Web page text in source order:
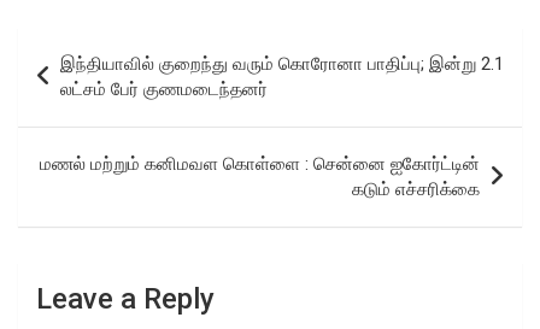
navigation
இந்தியாவில் குறைந்து வரும் கொரோனா பாதிப்பு; இன்று 2.1
லட்சம் பேர் குணமடைந்தனர்
மணல் மற்றும் கனிமவள கொள்ளை : சென்னை ஐகோர்ட்டின்
கடும் எச்சரிக்கை
Leave a Reply